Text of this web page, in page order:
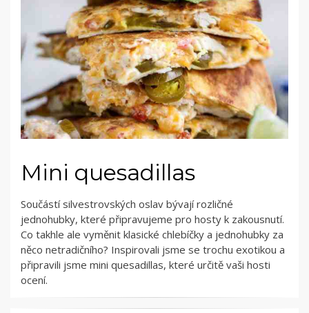
Mini quesadillas
Součástí silvestrovských oslav bývají rozličné
jednohubky, které připravujeme pro hosty k zakousnutí.
Co takhle ale vyměnit klasické chlebíčky a jednohubky za
něco netradičního? Inspirovali jsme se trochu exotikou a
připravili jsme mini quesadillas, které určitě vaši hosti
ocení.